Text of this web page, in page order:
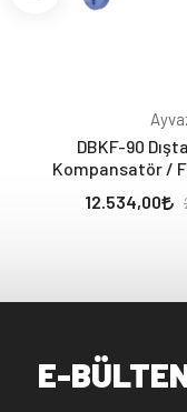
DBKF-90
Kompansatör /
Genleşmeli
12.534,00
E-